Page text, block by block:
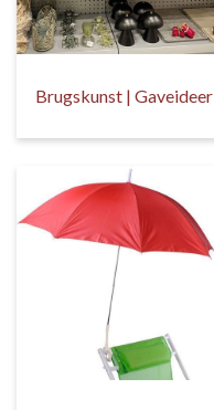
Brugskunst | Gaveideer